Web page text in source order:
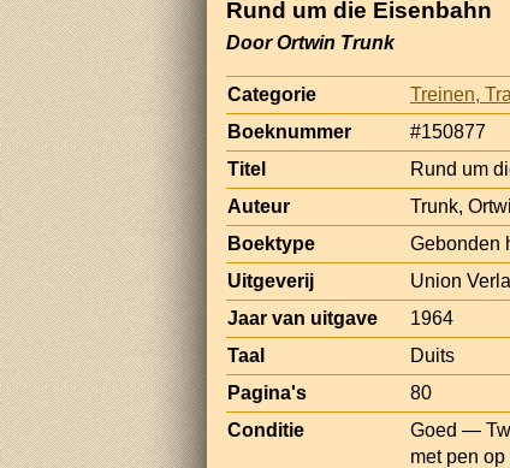
Rund um die Eisenbahn
Door Ortwin Trunk
Categorie
Treinen,
Boeknummer
#150877
Titel
Rund um
Auteur
Trunk,
Boektype
Gebonden
Uitgeverij
Union
Jaar van uitgave
1964
Taal
Duits
Pagina's
80
Conditie
Goed —
met pen